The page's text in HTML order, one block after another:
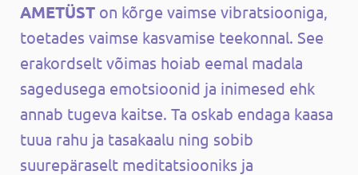
AMETÜST on kõrge vaimse vibratsiooniga,
toetades vaimse kasvamise teekonnal. See
erakordselt võimas hoiab eemal madala
sagedusega emotsioonid ja inimesed ehk
annab tugeva kaitse. Ta oskab endaga kaasa
tuua rahu ja tasakaalu ning sobib
suurepäraselt meditatsiooniks ja